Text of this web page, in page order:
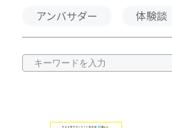
アンバサダー 体験談